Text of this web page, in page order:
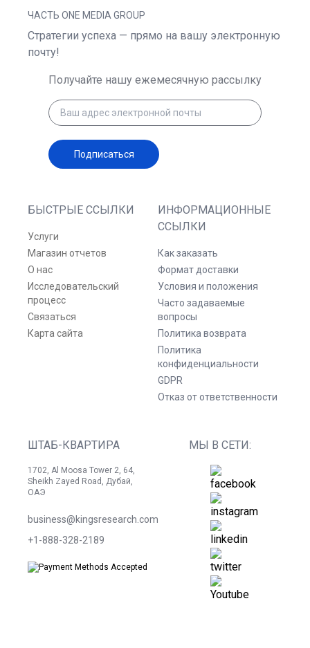
ЧАСТЬ ONE MEDIA GROUP
БЫСТРЫЕ ССЫЛКИ
Услуги
Магазин отчетов
О нас
Исследовательский
процесс
Связаться
Карта сайта
ИНФОРМАЦИОННЫЕ
ССЫЛКИ
Как заказать
Формат доставки
Условия и положения
Часто задаваемые
вопросы
Политика возврата
Политика
конфиденциальности
GDPR
Отказ от ответственности
ШТАБ-КВАРТИРА
1702, Al Moosa Tower 2, 64,
Sheikh Zayed Road, Дубай,
ОАЭ
business@kingsresearch.com
+1-888-328-2189
МЫ В СЕТИ:
Стратегии успеха — прямо на вашу электронную
почту!
Получайте нашу ежемесячную рассылку
Подписаться